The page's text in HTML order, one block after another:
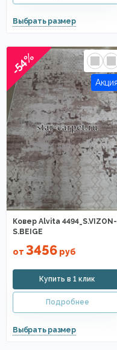
-54%
Ковер Alvita 4494_S.VIZON-
S.BEIGE
от 3456 руб